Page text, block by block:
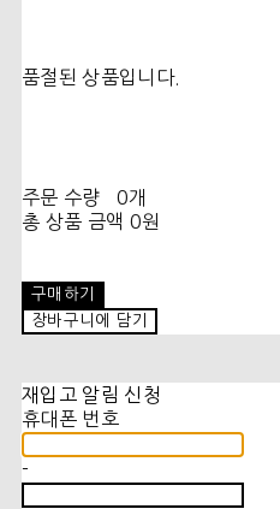
품절된 상품입니다.
주문 수량
0개
총 상품 금액 0원
구매하기
장바구니에 담기
재입고 알림 신청
휴대폰 번호
-